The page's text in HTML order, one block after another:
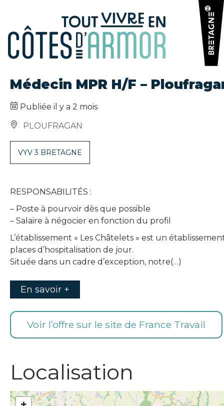
Médecin MPR H/F –
Publiée il y a 2 mois
PLOUFRAGAN
VYV 3 BRETAGNE
RESPONSABILITÉS :
– Poste à pourvoir dès que possible
– Salaire à négocier en fonction du profil
L’établissement « Les Châtelets » est un
places d’hospitalisation de jour.
Située dans un cadre d’exception, notre(…)
En savoir +
Voir l’offre sur le site de France Travail
Localisation